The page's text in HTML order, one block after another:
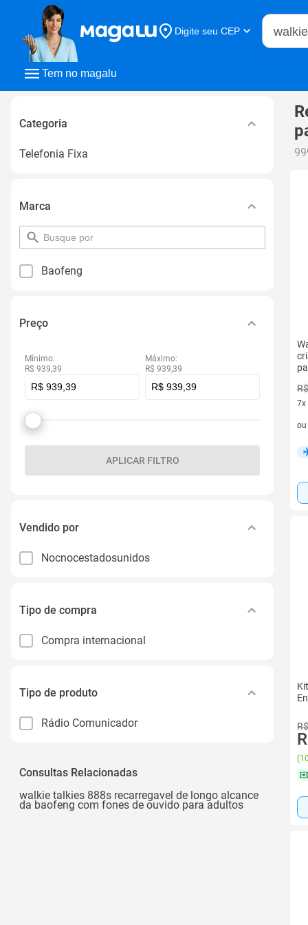
Tem no magalu
Digite seu CEP
Buscar
Categoria
Telefonia Fixa
Marca
pesquisar
por
Baofeng
Preço
Mínimo:
R$ 939,39
Máximo:
R$ 939,39
APLICAR FILTRO
Vendido por
Nocnocestadosunidos
Tipo de compra
Compra internacional
Tipo de produto
Rádio Comunicador
Consultas Relacionadas
walkie talkies 888s recarregavel de longo alcance
da baofeng com fones de ouvido para adultos
7x
7
ou
(